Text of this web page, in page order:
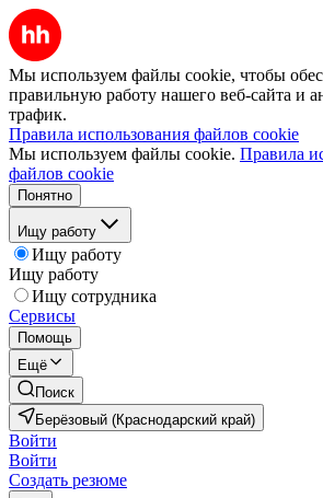
Мы используем файлы cookie, чтобы
правильную работу нашего веб-сайта и
трафик.
Правила использования файлов cookie
Мы используем файлы cookie. Правила
файлов cookie
Понятно
Ищу работу
Ищу работу
Ищу работу
Ищу сотрудника
Сервисы
Помощь
Ещё
Поиск
Берёзовый (Краснодарский край)
Войти
Войти
Создать резюме